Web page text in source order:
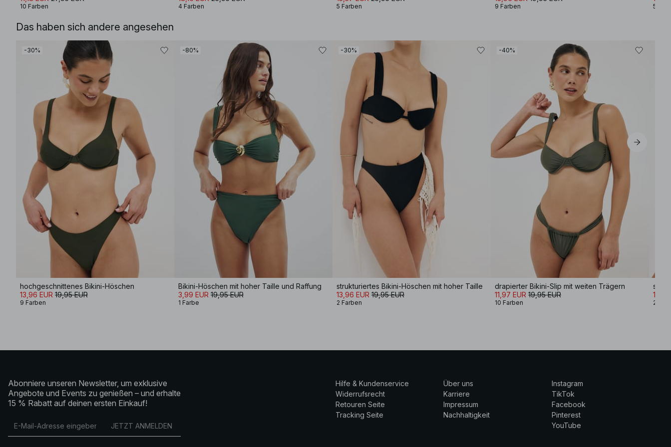
10 Farben 4 Farben 5 Farben 9 Farben 5
Das haben sich andere angesehen
-30%
hochgeschnittenes Bikini-Höschen
13,96 EUR 19,95 EUR
9 Farben
-80%
Bikini-Höschen mit hoher Taille und Raffung
3,99 EUR 19,95 EUR
1 Farbe
-30%
strukturiertes Bikini-Höschen mit hoher Taille
13,96 EUR 19,95 EUR
2 Farben
-40%
drapierter Bikini-Slip mit weiten Trägern
11,97 EUR 19,95 EUR
10 Farben
11,97
2
Abonniere unseren Newsletter, um exklusive
Angebote und Events zu genießen – und erhalte
15 % Rabatt auf deinen ersten Einkauf!
JETZT ANMELDEN
Hilfe & Kundenservice
Widerrufsrecht
Retouren Seite
Tracking Seite
Über uns
Karriere
Impressum
Nachhaltigkeit
Instagram
TikTok
Facebook
Pinterest
YouTube